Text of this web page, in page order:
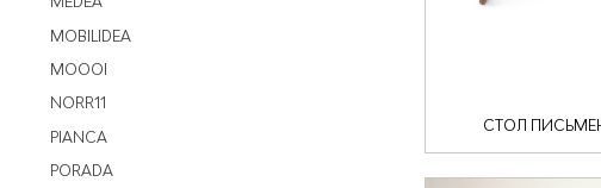
MOBILIDEA
MOOOI
NORR11
PIANCA
PORADA
СТОЛ